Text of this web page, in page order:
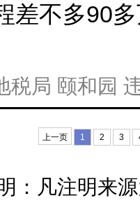
差不多90
税局 颐和园
上一页 1 2 3
：凡注明来